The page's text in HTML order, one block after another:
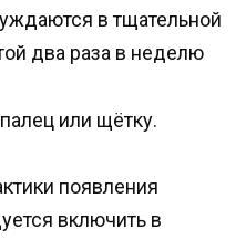
в тщательной
два раза в неделю
или щётку.
появления
включить в